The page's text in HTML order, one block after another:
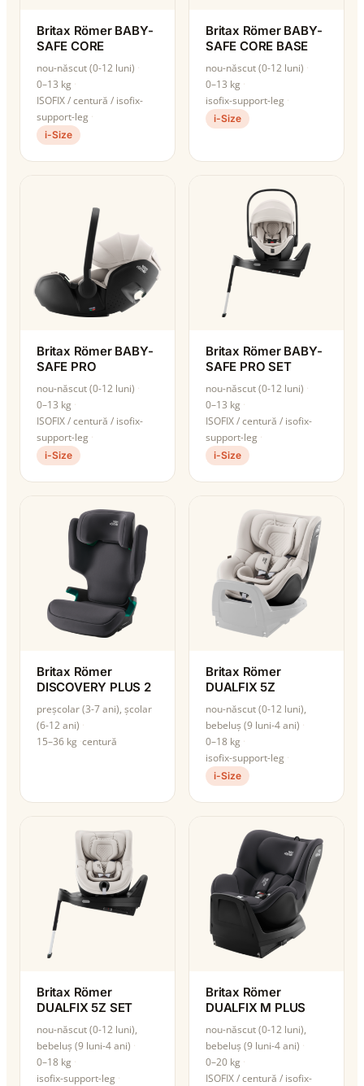
Britax Römer BABY-
SAFE CORE
nou-născut (0-12 luni)
0–13 kg
ISOFIX / centură / isofix-
support-leg
i-Size
Britax Römer BABY-
SAFE CORE BASE
nou-născut (0-12 luni)
0–13 kg
isofix-support-leg
i-Size
Britax Römer BABY-
SAFE PRO
nou-născut (0-12 luni)
0–13 kg
ISOFIX / centură / isofix-
support-leg
i-Size
Britax Römer BABY-
SAFE PRO SET
nou-născut (0-12 luni)
0–13 kg
ISOFIX / centură / isofix-
support-leg
i-Size
Britax Römer
DISCOVERY PLUS 2
preșcolar (3-7 ani), școlar
(6-12 ani)
15–36 kg centură
Britax Römer
DUALFIX 5Z
nou-născut (0-12 luni),
bebeluș (9 luni-4 ani)
0–18 kg
isofix-support-leg
i-Size
Britax Römer
DUALFIX 5Z SET
nou-născut (0-12 luni),
bebeluș (9 luni-4 ani)
0–18 kg
isofix-support-leg
Britax Römer
DUALFIX M PLUS
nou-născut (0-12 luni),
bebeluș (9 luni-4 ani)
0–20 kg
ISOFIX / centură / isofix-